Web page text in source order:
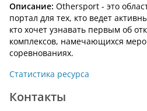
Описание: Othersport - это
портал для тех, кто ведет
кто хочет узнавать первым об
комплексов, намечающихся
соревнованиях.
Статистика ресурса
Контакты